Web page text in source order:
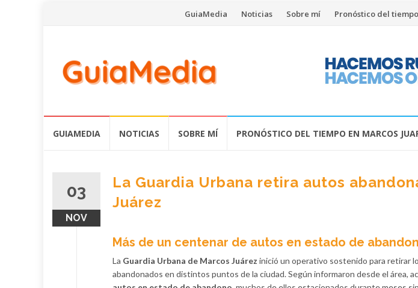
Saltar
contenido
GuiaMedia Noticias Sobre mí Pronóstico del
GUIAMEDIA NOTICIAS SOBRE MÍ PRONÓSTICO DEL TIEMPO EN MARCOS
03
NOV
La Guardia Urbana retira autos
Juárez
Más de un centenar de autos en estado de
La Guardia Urbana de Marcos Juárez inició un operativo sostenido para retirar
abandonados en distintos puntos de la ciudad. Según informaron desde el área,